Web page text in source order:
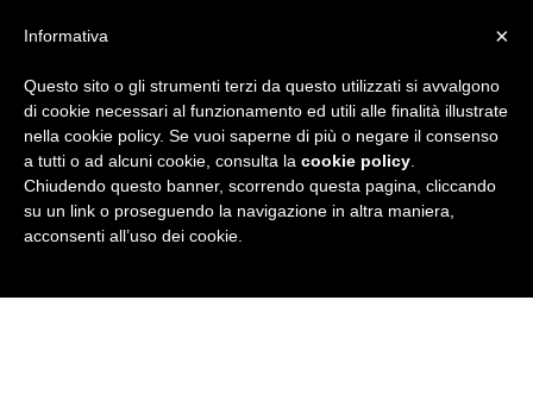
i
×
Informativa
Questo sito o gli strumenti terzi da questo utilizzati si avvalgono
di cookie necessari al funzionamento ed utili alle finalità illustrate
nella cookie policy. Se vuoi saperne di più o negare il consenso
a tutti o ad alcuni cookie, consulta la cookie policy
Chiudendo questo banner, scorrendo questa pagina, cliccando
su un link o proseguendo la navigazione in altra maniera,
acconsenti all’uso dei cookie.